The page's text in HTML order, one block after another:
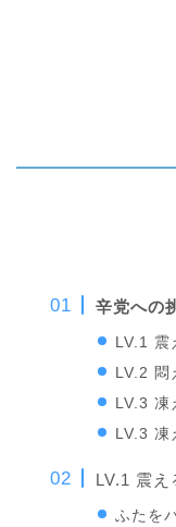
辛党への
LV.1 震
LV.2 悶
LV.3 凍
LV.3 凍
LV.1 震え
ふたを